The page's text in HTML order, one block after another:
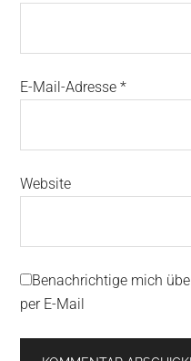
E-Mail-Adresse*
Website
Benachrichtige mich
per E-Mail